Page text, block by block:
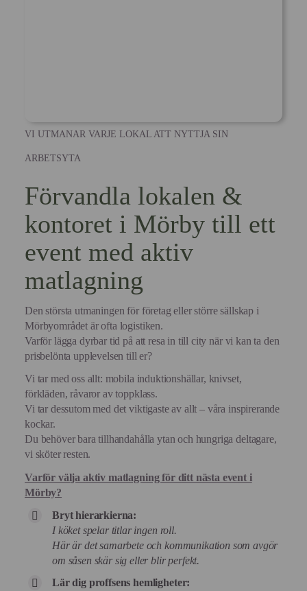
VI UTMANAR VARJE LOKAL ATT NYTTJA SIN
ARBETSYTA
Förvandla lokalen &
kontoret i Mörby till ett
event med aktiv
matlagning
Den största utmaningen för företag eller större sällskap i
Mörbyområdet är ofta logistiken.
Varför lägga dyrbar tid på att resa in till city när vi kan ta den
prisbelönta upplevelsen till er?
Vi tar med oss allt: mobila induktionshällar, knivset,
förkläden, råvaror av toppklass.
Vi tar dessutom med det viktigaste av allt – våra inspirerande
kockar.
Du behöver bara tillhandahålla ytan och hungriga deltagare,
vi sköter resten.
Varför välja aktiv matlagning för ditt nästa event i
Mörby?
Bryt hierarkierna:
I köket spelar titlar ingen roll.
Här är det samarbete och kommunikation som avgör
om såsen skär sig eller blir perfekt.
Lär dig proffsens hemligheter: